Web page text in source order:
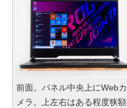
前面。パネル中央上にWebカ
メラ。上左右はある程度狭額